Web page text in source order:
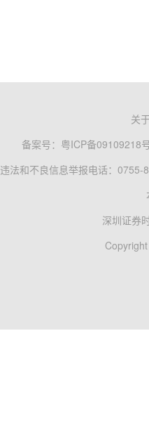
关
备案号： 粤ICP备09109218
违法和不良信息举报电话：0755-
深圳证券